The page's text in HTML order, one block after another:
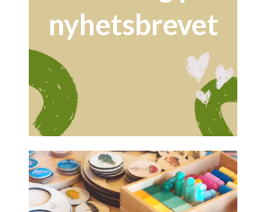
nyhetsbrevet